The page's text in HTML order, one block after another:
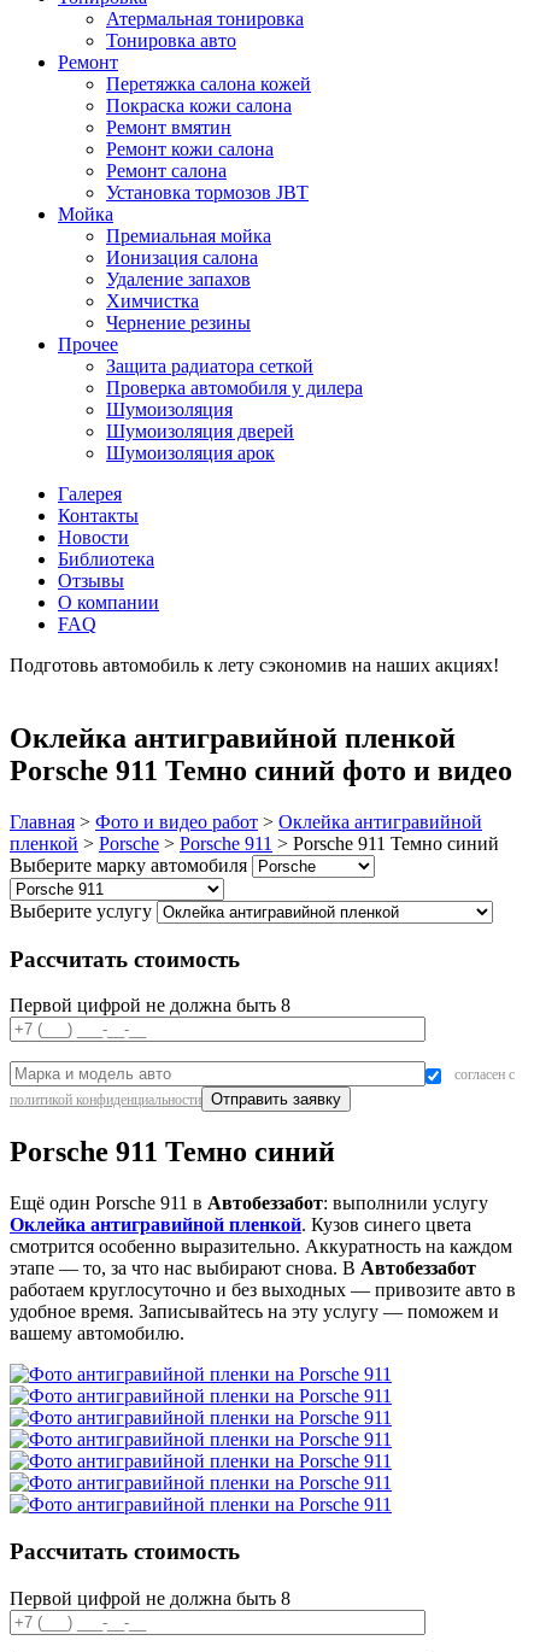
Атермальная тонировка
Тонировка авто
Ремонт
Перетяжка салона кожей
Покраска кожи салона
Ремонт вмятин
Ремонт кожи салона
Ремонт салона
Установка тормозов JBT
Мойка
Премиальная мойка
Ионизация салона
Удаление запахов
Химчистка
Чернение резины
Прочее
Защита радиатора сеткой
Проверка автомобиля у дилера
Шумоизоляция
Шумоизоляция дверей
Шумоизоляция арок
Галерея
Контакты
Новости
Библиотека
Отзывы
О компании
FAQ
Подготовь автомобиль к лету сэкономив на наших акциях!
Оклейка антигравийной пленкой
Porsche 911 Темно синий фото и видео
Главная > Фото и видео работ > Оклейка антигравийной
пленкой > Porsche > Porsche 911 > Porsche 911 Темно синий
Выберите марку автомобиля
Выберите услугу
Рассчитать стоимость
Первой цифрой не должна быть 8
согласен с
политикой конфиденциальности
Porsche 911 Темно синий
Ещё один Porsche 911 в Автобеззабот: выполнили услугу
Оклейка антигравийной пленкой. Кузов синего цвета
смотрится особенно выразительно. Аккуратность на каждом
этапе — то, за что нас выбирают снова. В Автобеззабот
работаем круглосуточно и без выходных — привозите авто в
удобное время. Записывайтесь на эту услугу — поможем и
вашему автомобилю.
Рассчитать стоимость
Первой цифрой не должна быть 8